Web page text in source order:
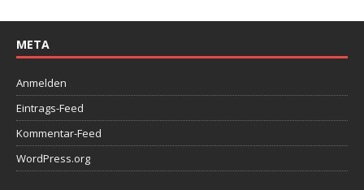
META
Anmelden
Eintrags-Feed
Kommentar-Feed
WordPress.org